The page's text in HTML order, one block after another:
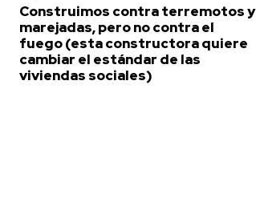
Construimos contra terremotos y
marejadas, pero no contra el
fuego (esta constructora quiere
cambiar el estándar de las
viviendas sociales)